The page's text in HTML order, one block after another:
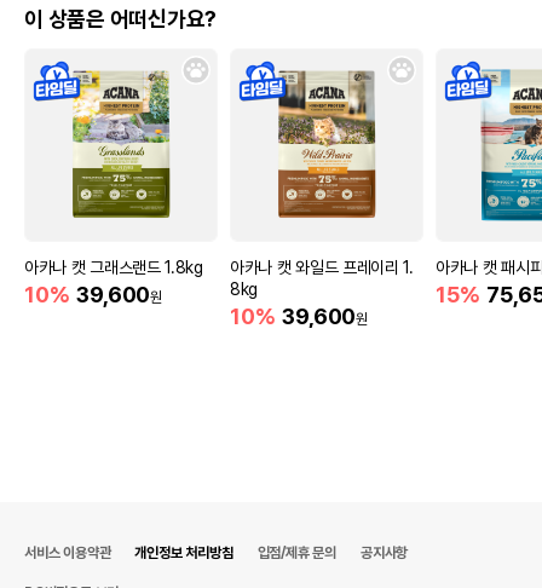
이 상품은 어떠신가요?
아카나 캣 그래스랜드 1.8kg
10% 39,600원
아카나 캣 와일드 프레이리 1.
8kg
10% 39,600원
아카나 캣 패시
15%
서비스 이용약관 개인정보 처리방침 입점/제휴 문의 공지사항